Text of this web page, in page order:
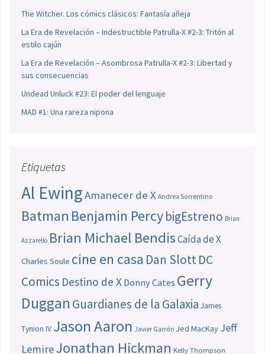
The Witcher. Los cómics clásicos: Fantasía añeja
La Era de Revelación – Indestructible Patrulla-X #2-3: Tritón al
estilo cajún
La Era de Revelación – Asombrosa Patrulla-X #2-3: Libertad y
sus consecuencias
Undead Unluck #23: El poder del lenguaje
MAD #1: Una rareza nipona
Etiquetas
Al EwingAmanecer de X Andrea Sorrentino
Batman Benjamin PercybigEstreno Brian
Azzarello Brian Michael BendisCaída de X
Charles Soule cine en casa Dan SlottDC
Comics Destino de X Donny Cates Gerry
Duggan Guardianes de la Galaxia James
Tynion IV Jason Aaron Javier Garrón Jed MacKay Jeff
LemireJonathan Hickman Kelly Thompson